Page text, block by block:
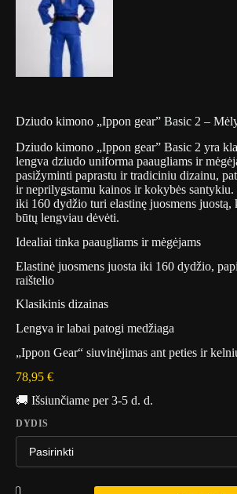
Dziudo kimono „Ippon gear” Basic 2 –
Dziudo kimono „Ippon gear” Basic 2 yra
lengva dziudo uniforma paaugliams ir
pasižyminti paprastu ir tradiciniu dizainu,
ir neprilygstamu kainos ir kokybės santykiu.
iki 160 dydžio turi elastinę juosmens juostą,
būtų lengviau dėvėti.
Idealiai tinka paaugliams ir mėgėjams
Elastinė juosmens juosta iki 160 dydžio,
raištelio
Klasikinis dizainas
Lengva ir labai patogi medžiaga
„Ippon Gear“ siuvinėjimas ant peties ir
78,95 €
🚚 Išsiunčiame per 3-5 d. d.
DYDIS